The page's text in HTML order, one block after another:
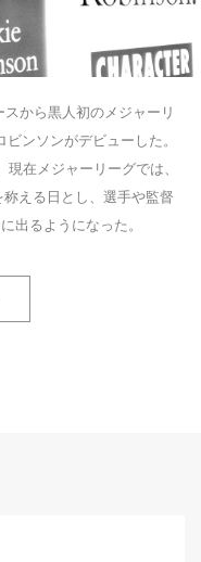
から黒人初のメジャーリ
ンソンがデビューした。
在メジャーリーグでは、
える日とし、選手や監督
出るようになった。